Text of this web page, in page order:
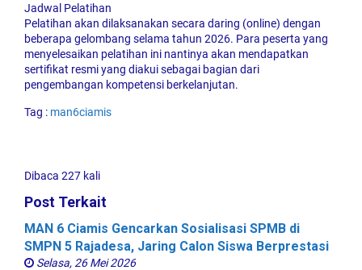
Jadwal Pelatihan
Pelatihan akan dilaksanakan secara daring (online) dengan
beberapa gelombang selama tahun 2026. Para peserta yang
menyelesaikan pelatihan ini nantinya akan mendapatkan
sertifikat resmi yang diakui sebagai bagian dari
pengembangan kompetensi berkelanjutan.
Tag : man6ciamis
Dibaca 227 kali
Post Terkait
MAN 6 Ciamis Gencarkan Sosialisasi SPMB di
SMPN 5 Rajadesa, Jaring Calon Siswa Berprestasi
Selasa, 26 Mei 2026